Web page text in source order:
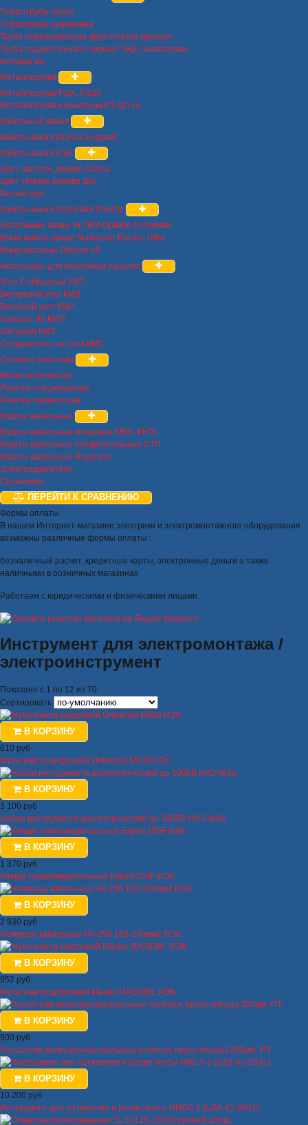
Гофротруба серая
Гофротруба оранжевая
Труба гофрированная двухстенная красная
Труба гладкостенная / черная ПНД / аксессуары
колодец ккс
Металлорукав
Металлорукав РЦХ, РЗЦХ
Металлорукав в изоляции РЗ-ЦП-нг
Кабельный канал
Кабель-канал DLPlus Legrand
Кабель-канал ИЭК
Цвет светлое дерево Сосна
Цвет темное дерево Дуб
Белый цвет
Кабель-канал Schneider Electric
Напольные лючки ALTIRA Optiline Schneider
Мини кабель канал Schneider Electric Ultra
Мини-колонны Optiline 45
Аксессуары для кабельных каналов
Угол Т-образный КМТ
Внутрений угол КМВ
Внешний угол КМН
Поворот 90 КМП
Заглушка КМЗ
Соединитель на стык КМС
Силовые разъемы
Вилка переносная
Розетка стационарная
Розетка переносная
Муфты кабельные
Муфты кабельные концевые КВТп, КНТп
Муфты кабельные соединительные СТП
Муфты кабельные Raychem
Электродвигатели
Сравнение
ПЕРЕЙТИ К СРАВНЕНИЮ
Формы оплаты
В нашем Интернет-магазине электрики и электромонтажного оборудования
возможны различные формы оплаты :
безналичный расчет, кредитные карты, электронные деньги а также
наличными в розничных магазинах
Работаем с юридическими и физическими лицами.
Инструмент для электромонтажа /
электроинструмент
Показано с 1 по 12 из 70
Сортировать
В КОРЗИНУ
610 руб
Мультиметр цифровой Universal M838 ИЭК
В КОРЗИНУ
3 100 руб
Набор инструмента диэлектрический до 1000В НИЗ №5а
В КОРЗИНУ
1 370 руб
Клещи токоизмерительные Expert 266F ИЭК
В КОРЗИНУ
2 930 руб
Ножницы кабельные НК-250 180-240мм2 ИЭК
В КОРЗИНУ
952 руб
Мультиметр цифровой Master MAS838L ИЭК
В КОРЗИНУ
900 руб
Пассатижи многофункциональные (сн/изол, пресс-клещи) 200мм. FIT
В КОРЗИНУ
10 200 руб
Инструмент для натяжения и резки ленты ИНСЛ-1 (UZA-41-0001)